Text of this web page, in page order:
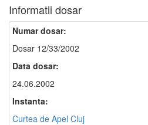
Informatii dosar
Numar dosar:
Dosar 12/33/2002
Data dosar:
24.06.2002
Instanta:
Curtea de Apel Cluj